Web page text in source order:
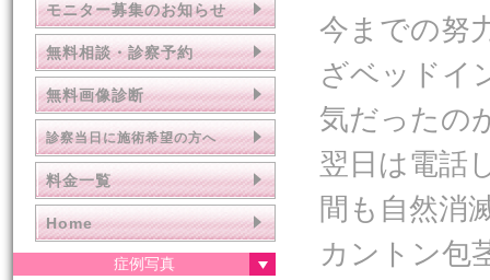
モニター募集のお知らせ
無料相談・診察予約
無料画像診断
診察当日に施術希望の方へ
料金一覧
Home
症例写真
今までの努
ざベッドイ
気だったの
翌日は電話
間も自然消
カントン包